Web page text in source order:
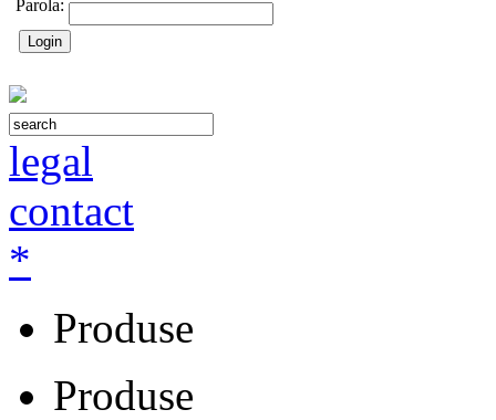
Parola:
legal
contact
*
Produse
Produse